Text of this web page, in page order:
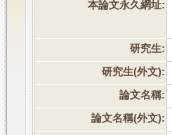
本論文永久網址:
研究生:
研究生(外文):
論文名稱:
論文名稱(外文):